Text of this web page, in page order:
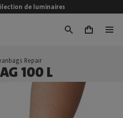
de luminaires
0
Repair
100 L